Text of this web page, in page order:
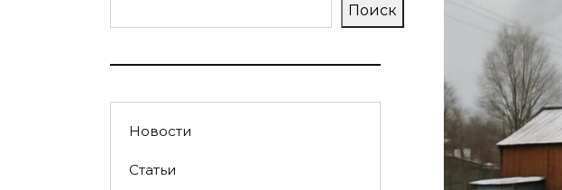
Поиск
Новости
Статьи